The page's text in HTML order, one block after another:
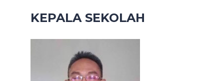
KEPALA SEKOLAH